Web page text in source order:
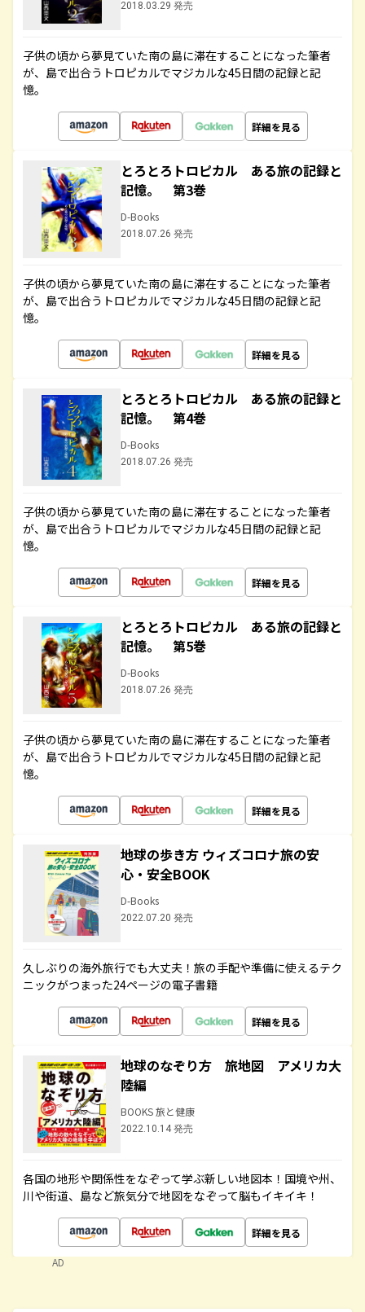
2018.03.29 発売
子供の頃から夢見ていた南の島に滞在することになった筆者
が、島で出合うトロピカルでマジカルな45日間の記録と記
憶。
詳細を見る
とろとろトロピカル ある旅の記録と
記憶。 第3巻
D-Books
2018.07.26 発売
子供の頃から夢見ていた南の島に滞在することになった筆者
が、島で出合うトロピカルでマジカルな45日間の記録と記
憶。
詳細を見る
とろとろトロピカル ある旅の記録と
記憶。 第4巻
D-Books
2018.07.26 発売
子供の頃から夢見ていた南の島に滞在することになった筆者
が、島で出合うトロピカルでマジカルな45日間の記録と記
憶。
詳細を見る
とろとろトロピカル ある旅の記録と
記憶。 第5巻
D-Books
2018.07.26 発売
子供の頃から夢見ていた南の島に滞在することになった筆者
が、島で出合うトロピカルでマジカルな45日間の記録と記
憶。
詳細を見る
地球の歩き方 ウィズコロナ旅の安
心・安全BOOK
D-Books
2022.07.20 発売
久しぶりの海外旅行でも大丈夫！旅の手配や準備に使えるテク
ニックがつまった24ページの電子書籍
詳細を見る
地球のなぞり方 旅地図 アメリカ大
陸編
BOOKS 旅と健康
2022.10.14 発売
各国の地形や関係性をなぞって学ぶ新しい地図本！国境や州、
川や街道、島など旅気分で地図をなぞって脳もイキイキ！
詳細を見る
AD